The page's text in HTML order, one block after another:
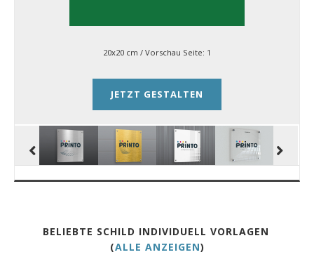
20x20 cm / Vorschau Seite: 1
JETZT GESTALTEN
BELIEBTE SCHILD INDIVIDUELL VORLAGEN
(ALLE ANZEIGEN)